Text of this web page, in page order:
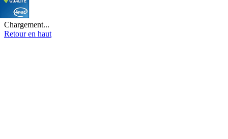
Chargement...
Retour en haut